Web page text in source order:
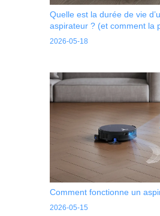
Quelle est la durée de vie
aspirateur ? (et comment la
2026-05-18
Comment fonctionne un
2026-05-15